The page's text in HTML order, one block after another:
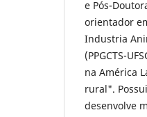
e Pós-
orientador
Industria
(PPGCTS-
na América
rural".
desenvolve